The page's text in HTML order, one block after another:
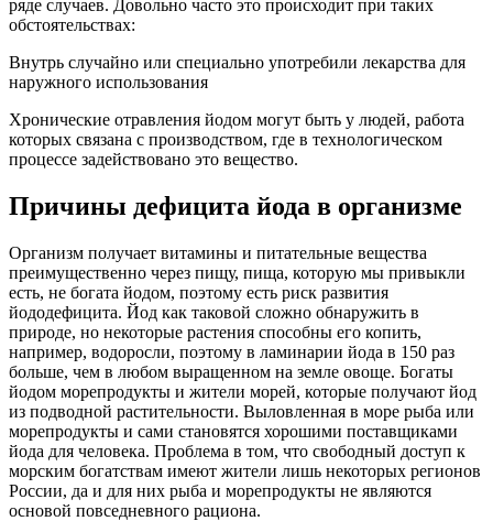
ряде случаев. Довольно часто это происходит при таких
обстоятельствах:
Внутрь случайно или специально употребили лекарства для
наружного использования
Хронические отравления йодом могут быть у людей, работа
которых связана с производством, где в технологическом
процессе задействовано это вещество.
Причины дефицита йода в организме
Организм получает витамины и питательные вещества
преимущественно через пищу, пища, которую мы привыкли
есть, не богата йодом, поэтому есть риск развития
йододефицита. Йод как таковой сложно обнаружить в
природе, но некоторые растения способны его копить,
например, водоросли, поэтому в ламинарии йода в 150 раз
больше, чем в любом выращенном на земле овоще. Богаты
йодом морепродукты и жители морей, которые получают йод
из подводной растительности. Выловленная в море рыба или
морепродукты и сами становятся хорошими поставщиками
йода для человека. Проблема в том, что свободный доступ к
морским богатствам имеют жители лишь некоторых регионов
России, да и для них рыба и морепродукты не являются
основой повседневного рациона.